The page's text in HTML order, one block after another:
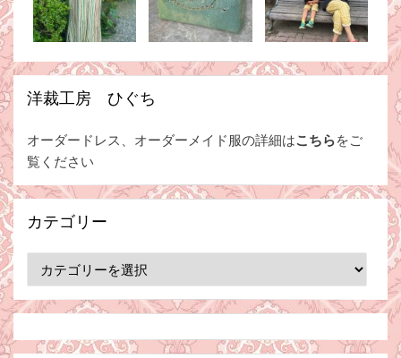
洋裁工房 ひぐち
オーダードレス、オーダーメイド服の詳細はこちらをご
覧ください
カテゴリー
テ
ゴ
ー